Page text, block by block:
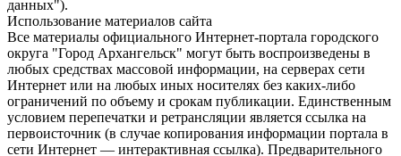
данных").
Использование материалов сайта
Все материалы официального Интернет-портала городского
округа "Город Архангельск" могут быть воспроизведены в
любых средствах массовой информации, на серверах сети
Интернет или на любых иных носителях без каких-либо
ограничений по объему и срокам публикации. Единственным
условием перепечатки и ретрансляции является ссылка на
первоисточник (в случае копирования информации портала в
сети Интернет — интерактивная ссылка). Предварительного